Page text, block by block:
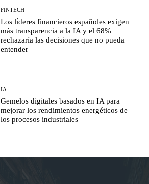
FINTECH
Los líderes financieros españoles exigen
más transparencia a la IA y el 68%
rechazaría las decisiones que no pueda
entender
IA
Gemelos digitales basados en IA para
mejorar los rendimientos energéticos de
los procesos industriales